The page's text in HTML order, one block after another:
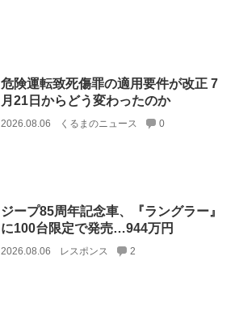
危険運転致死傷罪の適用要件が改正 7
月21日からどう変わったのか
2026.08.06 くるまのニュース 0
ジープ85周年記念車、『ラングラー』
に100台限定で発売…944万円
2026.08.06 レスポンス 2